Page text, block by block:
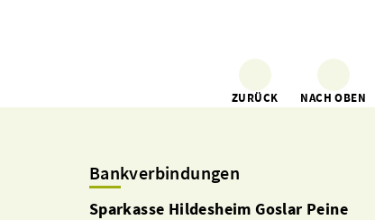
ZURÜCK NACH OBEN
Bankverbindungen
Sparkasse Hildesheim Goslar Peine